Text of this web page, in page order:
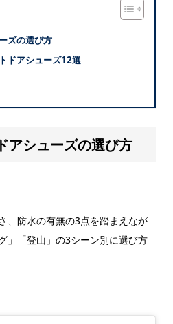
ズの選び方
ドアシューズ12選
アシューズの選び方
、防水の有無の3点を踏まえなが
」「登山」の3シーン別に選び方